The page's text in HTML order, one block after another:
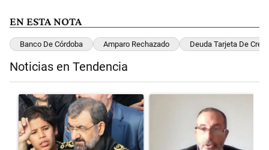
EN ESTA NOTA
Banco De Córdoba Amparo Rechazado Deuda Tarjeta De
Noticias en Tendencia
Un artículo de tendencia con el título "Irán nombró al ideólogo del
Un artículo de tendencia con el